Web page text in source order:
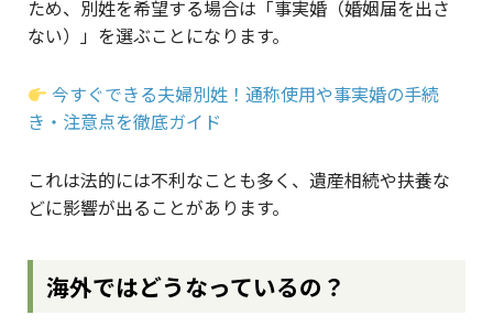
ため、別姓を希望する場合は「事実婚（婚姻届を出さ
ない）」を選ぶことになります。
今すぐできる夫婦別姓！通称使用や事実婚の手続
き・注意点を徹底ガイド
これは法的には不利なことも多く、遺産相続や扶養な
どに影響が出ることがあります。
海外ではどうなっているの？